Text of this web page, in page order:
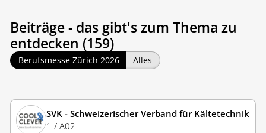
Beiträge - das gibt's zum Thema zu
entdecken (159)
Berufsmesse Zürich 2026 Alles
SVK - Schweizerischer Verband für Kältetechnik
1 / A02